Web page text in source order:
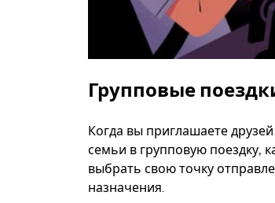
Групповые
Когда вы приглашаете
семьи в групповую поездку,
выбрать свою точку
назначения.